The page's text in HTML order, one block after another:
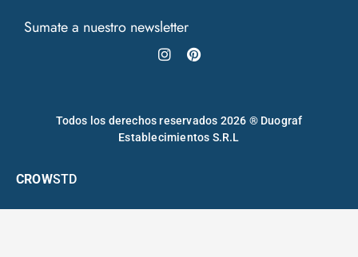
Sumate a nuestro newsletter
Instagram
Pinterest
Todos los derechos reservados 2026 ® Duograf
Establecimientos S.R.L
CROWSTD